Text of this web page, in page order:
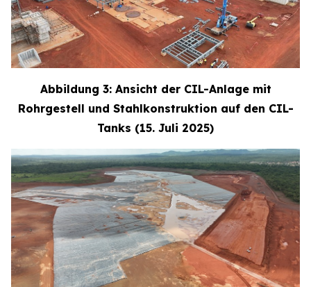
Abbildung 3: Ansicht der CIL-Anlage mit
Rohrgestell und Stahlkonstruktion auf den CIL-
Tanks (15. Juli 2025)